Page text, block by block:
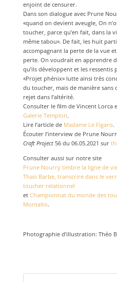
enjoint de censurer.
Dans son dialogue avec Prune
«quand on devient aveugle, On
toucher, parce qu’en fait, dans la
même tabou». De fait, les huit
accompagnant la perte de la vue
perte. On voudrait en apprendre
qu’ils développent et les ressentis
«Projet phénix» lutte ainsi très
du toucher, mais de manière sans
rejet dans l’altérité.
Consulter le film de Vincent Lorca
Galerie Templon.
Lire l’article de Madame Le Figaro.
Écouter l’interview de Prune
Craft Project56 du 06.05.2021 sur
Consulter aussi sur notre site
Prune Nourry timbre la ligne de vie
Thaïs Barbe, transcrire dans le
toucher relationnel
et Championnat du monde des
Montalto.
Photographie d’illustration: Théo